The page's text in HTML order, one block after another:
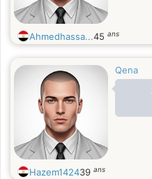
Ahmedhassa...45 ans
Qena
Hazem142439 ans